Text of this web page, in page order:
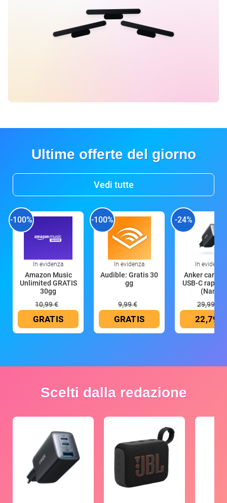
Ultime offerte del giorno
Vedi tutte
-100%
In evidenza
Amazon Music
Unlimited GRATIS
30gg
10,99 €
GRATIS
-100%
In evidenza
Audible: Gratis 30
gg
9,99 €
GRATIS
-24%
In evidenza
Anker
USB-C rapido
(Nano
29,99 €
22,79 €
Scelti dalla redazione